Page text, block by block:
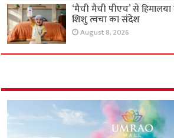
‘मैची मैची पीएच’ से
शिशु त्वचा का संदेश
August 8, 2026